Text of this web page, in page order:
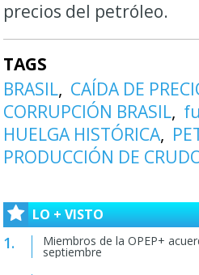
precios del petróleo.
TAGS
BRASIL CAÍDA DE
CORRUPCIÓN BRASIL
HUELGA HISTÓRICA
PRODUCCIÓN DE
LO + VISTO
Miembros de la OPEP+
septiembre